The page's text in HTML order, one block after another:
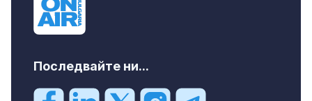
Последвайте ни...